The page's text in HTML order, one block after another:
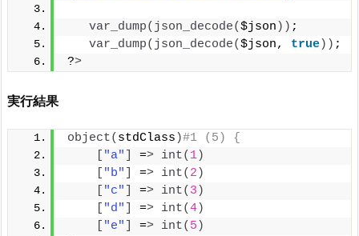
var_dump( json_decode($json )) ;
var_dump( json_decode($json, true)) ;
?>
実行結果
object( stdClass )#1 (5) {
"a" => int( 1)
"b" => int( 2 )
"c" => int( 3 )
"d" => int(4)
"e" => int( 5 )